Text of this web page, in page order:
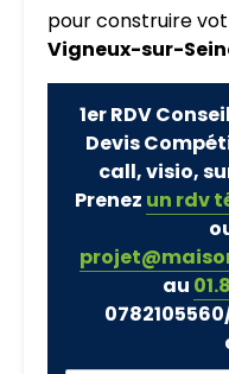
pour construire
Vigneux-sur-
1er RDV
Devis
call, visio,
Prenez un rdv
au